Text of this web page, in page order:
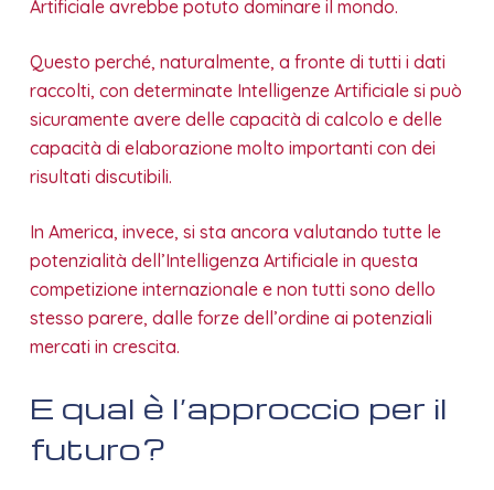
Artificiale avrebbe potuto dominare il mondo.
Questo perché, naturalmente, a fronte di tutti i dati
raccolti, con determinate Intelligenze Artificiale si può
sicuramente avere delle capacità di calcolo e delle
capacità di elaborazione molto importanti con dei
risultati discutibili.
In America, invece, si sta ancora valutando tutte le
potenzialità dell’Intelligenza Artificiale in questa
competizione internazionale e non tutti sono dello
stesso parere, dalle forze dell’ordine ai potenziali
mercati in crescita.
E qual è l’approccio per il
futuro?